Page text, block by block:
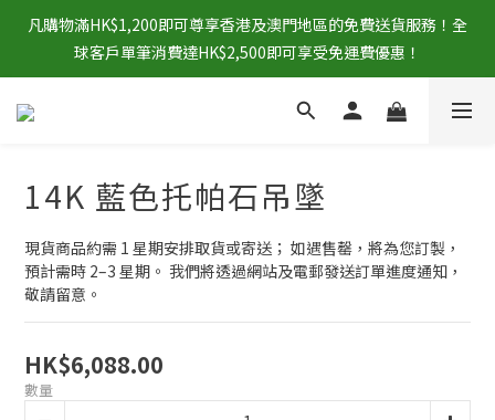
凡購物滿HK$1,200即可尊享香港及澳門地區的免費送貨服務！全
球客戶單筆消費達HK$2,500即可享受免運費優惠！
14K 藍色托帕石吊墜
現貨商品約需 1 星期安排取貨或寄送； 如遇售罄，將為您訂製，
預計需時 2–3 星期。 我們將透過網站及電郵發送訂單進度通知，
敬請留意。
HK$6,088.00
數量